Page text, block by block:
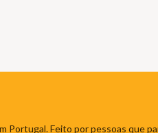
Portugal. Feito por pessoas que